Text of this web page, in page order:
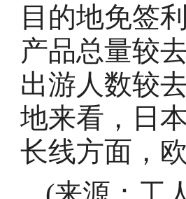
目的地免签
产品总量较
出游人数较
地来看，日
长线方面，